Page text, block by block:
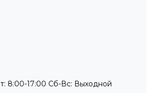
8:00-17:00 Сб-Вс: Выходной